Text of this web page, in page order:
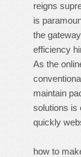
reigns
is
the
efficiency
As the
maintain
solutions is
quickly
how to